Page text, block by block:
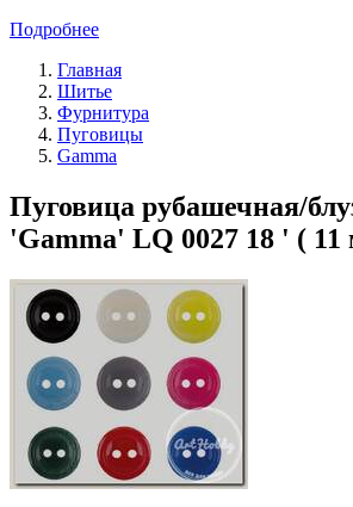
Подробнее
Главная
Шитье
Фурнитура
Пуговицы
Gamma
Пуговица рубашечная/
'Gamma' LQ 0027 18 ' ( 11